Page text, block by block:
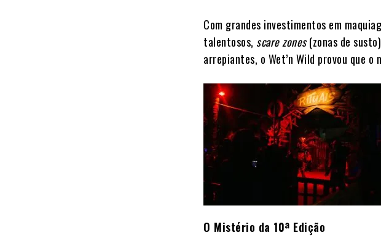
Com grandes investimentos em
talentosos, scare zones(zonas de
arrepiantes, o Wet’n Wild provou que
O Mistério da 10ª Edição